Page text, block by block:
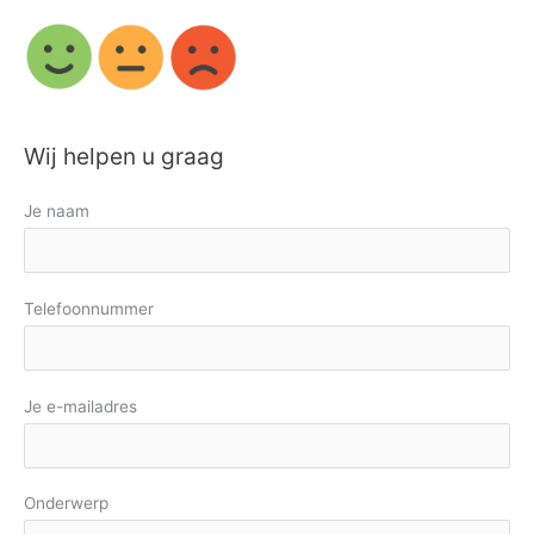
Wij helpen u graag
Je naam
Telefoonnummer
Je e-mailadres
Onderwerp